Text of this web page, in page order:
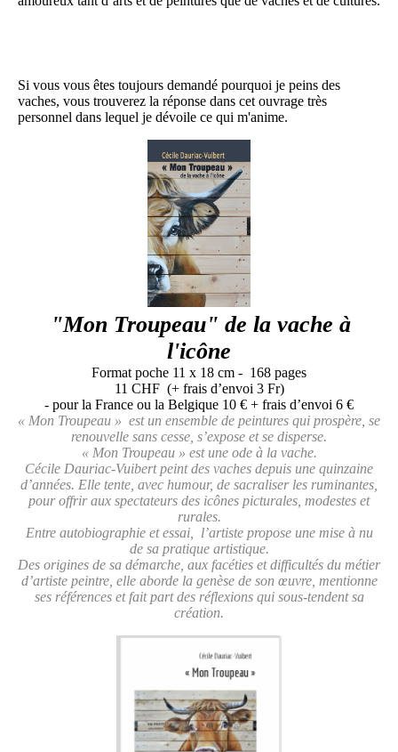
Si vous vous êtes toujours demandé pourquoi je peins des
vaches, vous trouverez la réponse dans cet ouvrage très
personnel dans lequel je dévoile ce qui m'anime.
"Mon Troupeau" de la vache à
l'icône
Format poche 11 x 18 cm - 168 pages
11 CHF (+ frais d’envoi 3 Fr)
- pour la France ou la Belgique 10 € + frais d’envoi 6 €
« Mon Troupeau » est un ensemble de peintures qui prospère, se
renouvelle sans cesse, s’expose et se disperse.
« Mon Troupeau » est une ode à la vache.
Cécile Dauriac-Vuibert peint des vaches depuis une quinzaine
d’années. Elle tente, avec humour, de sacraliser les ruminantes,
pour offrir aux spectateurs des icônes picturales, modestes et
rurales.
Entre autobiographie et essai, l’artiste propose une mise à nu
de sa pratique artistique.
Des origines de sa démarche, aux facéties et difficultés du métier
d’artiste peintre, elle aborde la genèse de son œuvre, mentionne
ses références et fait part des réflexions qui sous-tendent sa
création.